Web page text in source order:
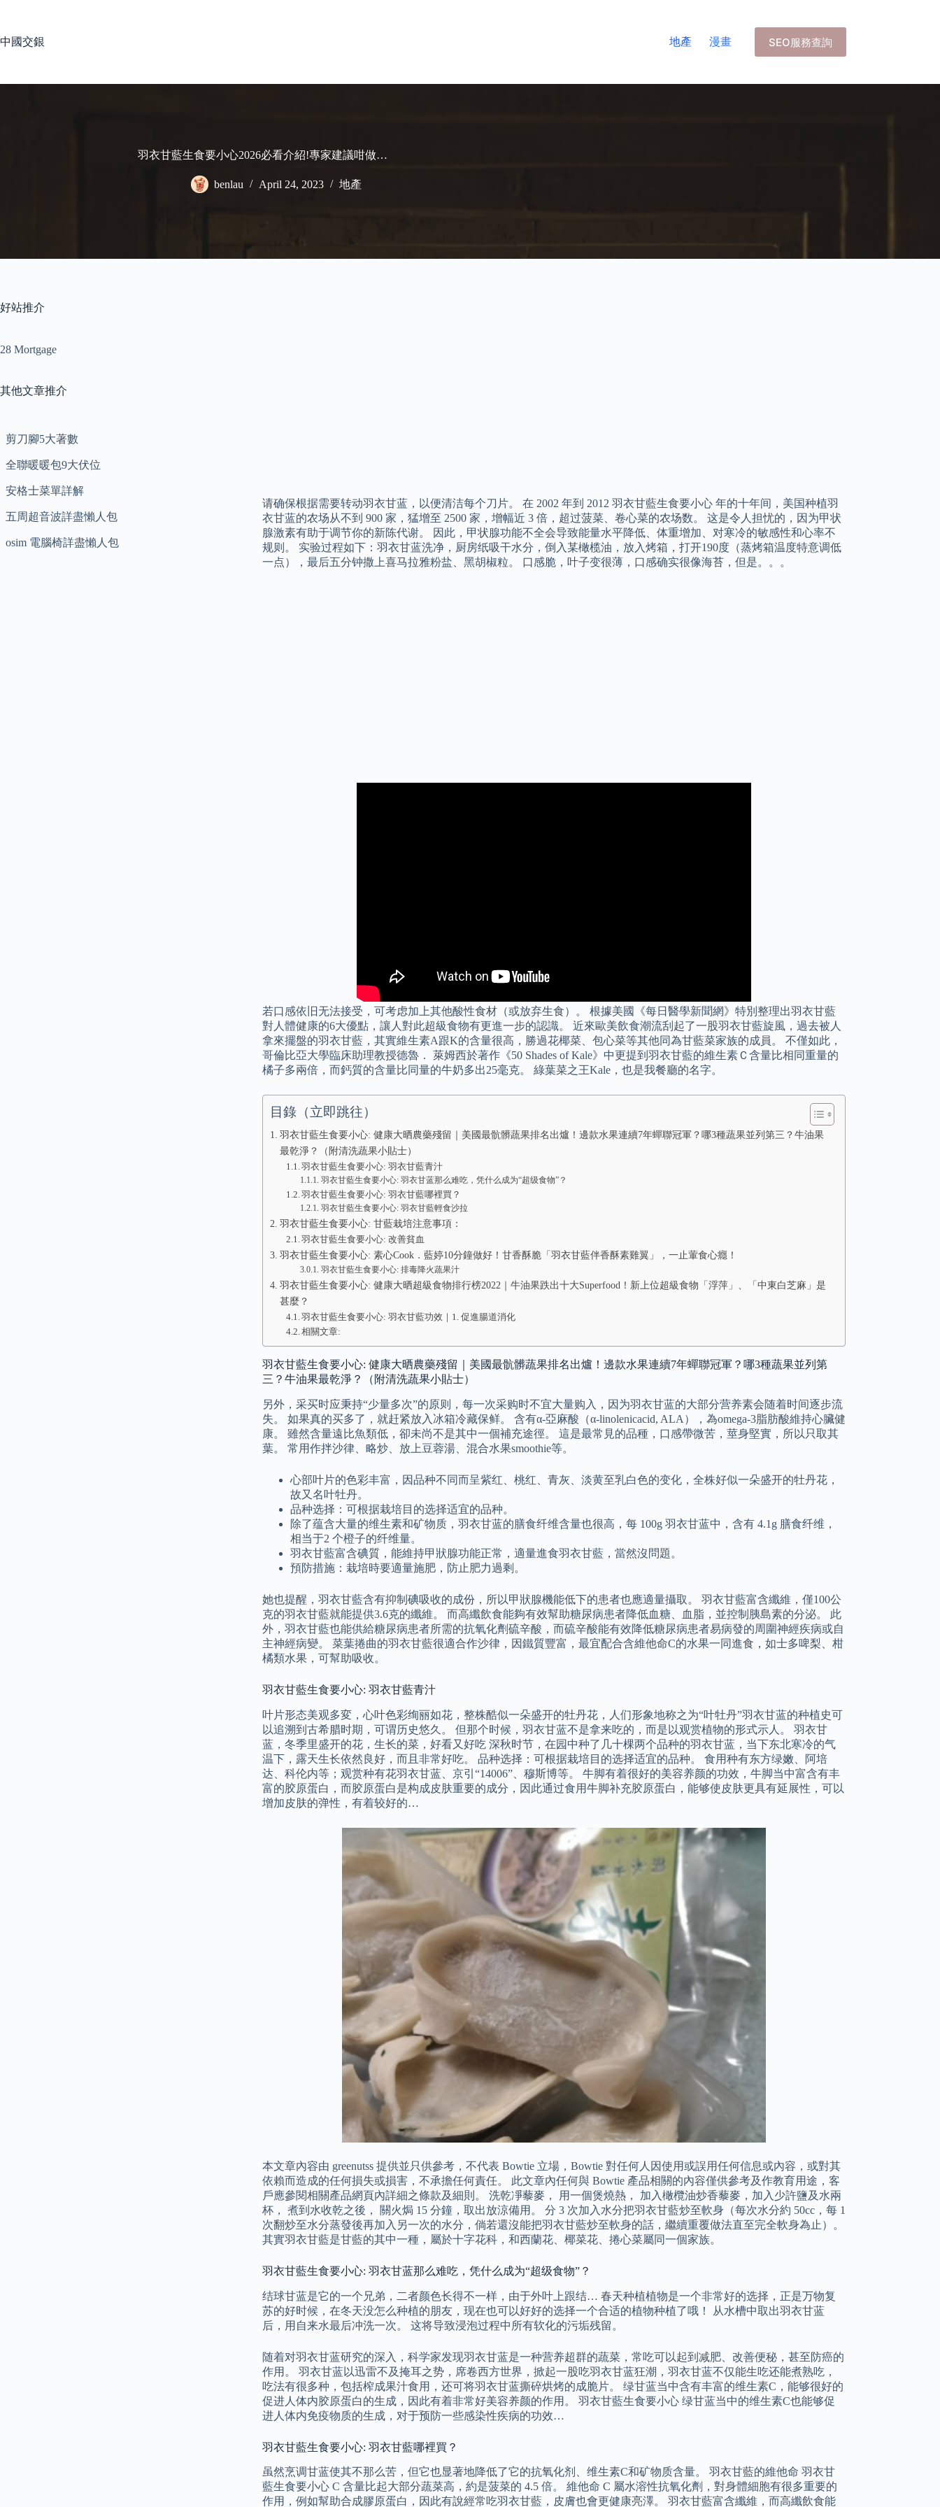
中國交銀
地產 漫畫 SEO服務查詢
羽衣甘藍生食要小心2026必看介紹!專家建議咁做…
benlau April 24, 2023 地產
请确保根据需要转动羽衣甘蓝，以便清洁每个刀片。 在 2002 年到 2012 羽衣甘藍生食要小心 年的十年间，美国种植羽
衣甘蓝的农场从不到 900 家，猛增至 2500 家，增幅近 3 倍，超过菠菜、卷心菜的农场数。 这是令人担忧的，因为甲状
腺激素有助于调节你的新陈代谢。 因此，甲状腺功能不全会导致能量水平降低、体重增加、对寒冷的敏感性和心率不
规则。 实验过程如下：羽衣甘蓝洗净，厨房纸吸干水分，倒入某橄榄油，放入烤箱，打开190度（蒸烤箱温度特意调低
一点），最后五分钟撒上喜马拉雅粉盐、黑胡椒粒。 口感脆，叶子变很薄，口感确实很像海苔，但是。。。
若口感依旧无法接受，可考虑加上其他酸性食材（或放弃生食）。 根據美國《每日醫學新聞網》特別整理出羽衣甘藍
對人體健康的6大優點，讓人對此超級食物有更進一步的認識。 近來歐美飲食潮流刮起了一股羽衣甘藍旋風，過去被人
拿來擺盤的羽衣甘藍，其實維生素A跟K的含量很高，勝過花椰菜、包心菜等其他同為甘藍菜家族的成員。 不僅如此，
哥倫比亞大學臨床助理教授德魯． 萊姆西於著作《50 Shades of Kale》中更提到羽衣甘藍的維生素Ｃ含量比相同重量的
橘子多兩倍，而鈣質的含量比同量的牛奶多出25毫克。 綠葉菜之王Kale，也是我餐廳的名字。
目錄（立即跳往）
羽衣甘藍生食要小心: 健康大晒農藥殘留｜美國最骯髒蔬果排名出爐！邊款水果連續7年蟬聯冠軍？哪3種蔬果並列第三？牛油果
最乾淨？（附清洗蔬果小貼士）
羽衣甘藍生食要小心: 羽衣甘藍青汁
羽衣甘藍生食要小心: 羽衣甘蓝那么难吃，凭什么成为“超级食物”？
羽衣甘藍生食要小心: 羽衣甘藍哪裡買？
羽衣甘藍生食要小心: 羽衣甘藍輕食沙拉
羽衣甘藍生食要小心: 甘藍栽培注意事項：
羽衣甘藍生食要小心: 改善貧血
羽衣甘藍生食要小心: 素心Cook．藍婷10分鐘做好！甘香酥脆「羽衣甘藍伴香酥素雞翼」，一止葷食心癮！
羽衣甘藍生食要小心: 排毒降火蔬果汁
羽衣甘藍生食要小心: 健康大晒超級食物排行榜2022｜牛油果跌出十大Superfood！新上位超級食物「浮萍」、「中東白芝麻」是
甚麼？
羽衣甘藍生食要小心: 羽衣甘藍功效｜1. 促進腸道消化
相關文章:
羽衣甘藍生食要小心: 健康大晒農藥殘留｜美國最骯髒蔬果排名出爐！邊款水果連續7年蟬聯冠軍？哪3種蔬果並列第
三？牛油果最乾淨？（附清洗蔬果小貼士）
另外，采买时应秉持“少量多次”的原则，每一次采购时不宜大量购入，因为羽衣甘蓝的大部分营养素会随着时间逐步流
失。 如果真的买多了，就赶紧放入冰箱冷藏保鲜。 含有α-亞麻酸（α-linolenicacid, ALA），為omega-3脂肪酸維持心臟健
康。 雖然含量遠比魚類低，卻未尚不是其中一個補充途徑。 這是最常見的品種，口感帶微苦，莖身堅實，所以只取其
葉。 常用作拌沙律、略炒、放上豆蓉湯、混合水果smoothie等。
心部叶片的色彩丰富，因品种不同而呈紫红、桃红、青灰、淡黄至乳白色的变化，全株好似一朵盛开的牡丹花，
故又名叶牡丹。
品种选择：可根据栽培目的选择适宜的品种。
除了蕴含大量的维生素和矿物质，羽衣甘蓝的膳食纤维含量也很高，每 100g 羽衣甘蓝中，含有 4.1g 膳食纤维，
相当于2 个橙子的纤维量。
羽衣甘藍富含碘質，能維持甲狀腺功能正常，適量進食羽衣甘藍，當然沒問題。
預防措施：栽培時要適量施肥，防止肥力過剩。
她也提醒，羽衣甘藍含有抑制碘吸收的成份，所以甲狀腺機能低下的患者也應適量攝取。 羽衣甘藍富含纖維，僅100公
克的羽衣甘藍就能提供3.6克的纖維。 而高纖飲食能夠有效幫助糖尿病患者降低血糖、血脂，並控制胰島素的分泌。 此
外，羽衣甘藍也能供給糖尿病患者所需的抗氧化劑硫辛酸，而硫辛酸能有效降低糖尿病患者易病發的周圍神經疾病或自
主神經病變。 菜葉捲曲的羽衣甘藍很適合作沙律，因鐵質豐富，最宜配合含維他命C的水果一同進食，如士多啤梨、柑
橘類水果，可幫助吸收。
羽衣甘藍生食要小心: 羽衣甘藍青汁
叶片形态美观多変，心叶色彩绚丽如花，整株酷似一朵盛开的牡丹花，人们形象地称之为“叶牡丹”羽衣甘蓝的种植史可
以追溯到古希腊时期，可谓历史悠久。 但那个时候，羽衣甘蓝不是拿来吃的，而是以观赏植物的形式示人。 羽衣甘
蓝，冬季里盛开的花，生长的菜，好看又好吃 深秋时节，在园中种了几十棵两个品种的羽衣甘蓝，当下东北寒冷的气
温下，露天生长依然良好，而且非常好吃。 品种选择：可根据栽培目的选择适宜的品种。 食用种有东方绿嫩、阿培
达、科伦内等；观赏种有花羽衣甘蓝、京引“14006”、穆斯博等。 牛脚有着很好的美容养颜的功效，牛脚当中富含有丰
富的胶原蛋白，而胶原蛋白是构成皮肤重要的成分，因此通过食用牛脚补充胶原蛋白，能够使皮肤更具有延展性，可以
增加皮肤的弹性，有着较好的…
本文章內容由 greenutss 提供並只供參考，不代表 Bowtie 立場，Bowtie 對任何人因使用或誤用任何信息或內容，或對其
依賴而造成的任何損失或損害，不承擔任何責任。 此文章內任何與 Bowtie 產品相關的內容僅供參考及作教育用途，客
戶應參閱相關產品網頁內詳細之條款及細則。 洗乾凈藜麥， 用一個煲燒熱， 加入橄欖油炒香藜麥，加入少許鹽及水兩
杯， 煮到水收乾之後， 關火焗 15 分鐘，取出放涼備用。 分 3 次加入水分把羽衣甘藍炒至軟身（每次水分約 50cc，每 1
次翻炒至水分蒸發後再加入另一次的水分，倘若還沒能把羽衣甘藍炒至軟身的話，繼續重覆做法直至完全軟身為止）。
其實羽衣甘藍是甘藍的其中一種，屬於十字花科，和西蘭花、椰菜花、捲心菜屬同一個家族。
羽衣甘藍生食要小心: 羽衣甘蓝那么难吃，凭什么成为“超级食物”？
结球甘蓝是它的一个兄弟，二者颜色长得不一样，由于外叶上跟结… 春天种植植物是一个非常好的选择，正是万物复
苏的好时候，在冬天没怎么种植的朋友，现在也可以好好的选择一个合适的植物种植了哦！ 从水槽中取出羽衣甘蓝
后，用自来水最后冲洗一次。 这将导致浸泡过程中所有软化的污垢残留。
随着对羽衣甘蓝研究的深入，科学家发现羽衣甘蓝是一种营养超群的蔬菜，常吃可以起到减肥、改善便秘，甚至防癌的
作用。 羽衣甘蓝以迅雷不及掩耳之势，席卷西方世界，掀起一股吃羽衣甘蓝狂潮，羽衣甘蓝不仅能生吃还能煮熟吃，
吃法有很多种，包括榨成果汁食用，还可将羽衣甘蓝撕碎烘烤的成脆片。 绿甘蓝当中含有丰富的维生素C，能够很好的
促进人体内胶原蛋白的生成，因此有着非常好美容养颜的作用。 羽衣甘藍生食要小心 绿甘蓝当中的维生素C也能够促
进人体内免疫物质的生成，对于预防一些感染性疾病的功效…
羽衣甘藍生食要小心: 羽衣甘藍哪裡買？
虽然烹调甘蓝使其不那么苦，但它也显著地降低了它的抗氧化剂、维生素C和矿物质含量。 羽衣甘藍的維他命 羽衣甘
藍生食要小心 C 含量比起大部分蔬菜高，約是菠菜的 4.5 倍。 維他命 C 屬水溶性抗氧化劑，對身體細胞有很多重要的
作用，例如幫助合成膠原蛋白，因此有說經常吃羽衣甘藍，皮膚也會更健康亮澤。 羽衣甘藍富含纖維，而高纖飲食能
好站推介
28 Mortgage
其他文章推介
剪刀腳5大著數
全聯暖暖包9大伏位
安格士菜單詳解
五周超音波詳盡懶人包
osim 電腦椅詳盡懶人包